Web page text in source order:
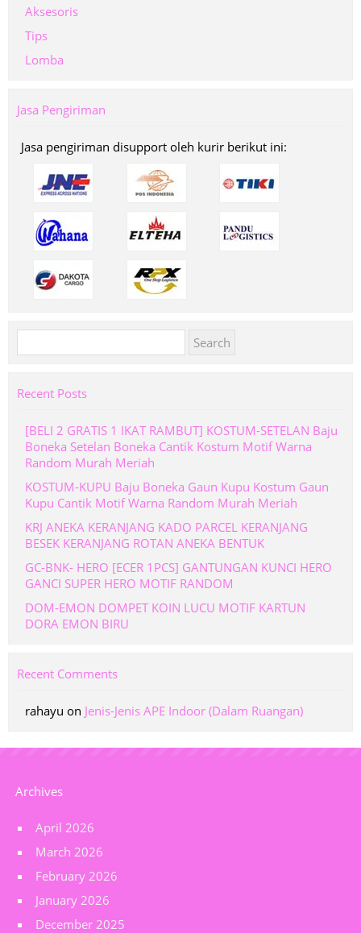
Aksesoris
Tips
Lomba
Jasa Pengiriman
Jasa pengiriman disupport oleh kurir berikut ini:
for:
Recent Posts
[BELI 2 GRATIS 1 IKAT RAMBUT] KOSTUM-SETELAN Baju
Boneka Setelan Boneka Cantik Kostum Motif Warna
Random Murah Meriah
KOSTUM-KUPU Baju Boneka Gaun Kupu Kostum Gaun
Kupu Cantik Motif Warna Random Murah Meriah
KRJ ANEKA KERANJANG KADO PARCEL KERANJANG
BESEK KERANJANG ROTAN ANEKA BENTUK
GC-BNK- HERO [ECER 1PCS] GANTUNGAN KUNCI HERO
GANCI SUPER HERO MOTIF RANDOM
DOM-EMON DOMPET KOIN LUCU MOTIF KARTUN
DORA EMON BIRU
Recent Comments
rahayu on Jenis-Jenis APE Indoor (Dalam Ruangan)
Archives
April 2026
March 2026
February 2026
January 2026
December 2025